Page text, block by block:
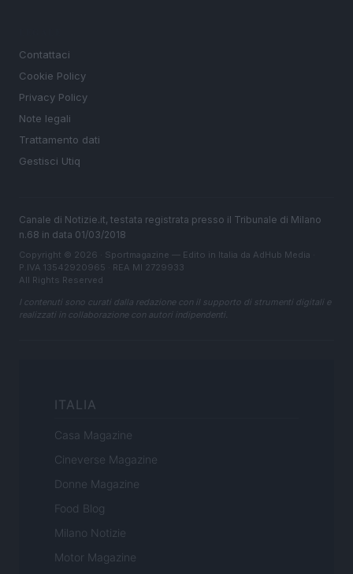
Contattaci
Cookie Policy
Privacy Policy
Note legali
Trattamento dati
Gestisci Utiq
Canale di Notizie.it, testata registrata presso il Tribunale di Milano
n.68 in data 01/03/2018
Copyright © 2026 · Sportmagazine — Edito in Italia da AdHub Media
P.IVA 13542920965 · REA MI 2729933
All Rights Reserved
I contenuti sono curati dalla redazione con il supporto di strumenti digitali e
realizzati in collaborazione con autori indipendenti.
ITALIA
Casa Magazine
Cineverse Magazine
Donne Magazine
Food Blog
Milano Notizie
Motor Magazine